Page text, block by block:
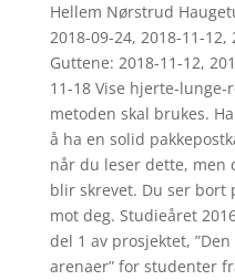
Hellem Nørstrud
2018-09-24, 2018-11-12,
Guttene: 2018-11-12,
11-18 Vise hjerte-lunge-
metoden skal brukes.
å ha en solid
når du leser dette,
blir skrevet. Du ser bort
mot deg. Studieåret
del 1 av prosjektet,
arenaer” for studenter